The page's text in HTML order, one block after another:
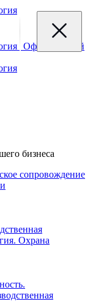
Официальный
бизнеса
сопровождение
Охрана